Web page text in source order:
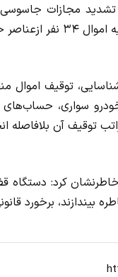
تشدید مجازات
صادر شده است.
توقیف اموال
خودرو سواری،
توقیف آن بلافاصله
کرد: دستگاه
بیندازند، برخورد